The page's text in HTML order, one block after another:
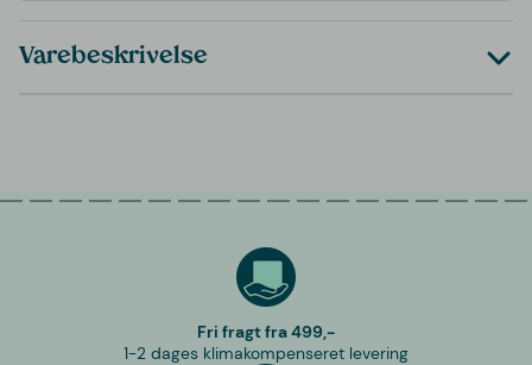
Varebeskrivelse
Fri fragt fra 499,-
1-2 dages klimakompenseret levering